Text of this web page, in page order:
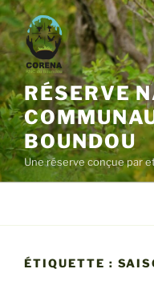
Aller
au
contenu
principal
RÉSERVE
BOUNDOU
Une réserve conçue par
ÉTIQUETTE :